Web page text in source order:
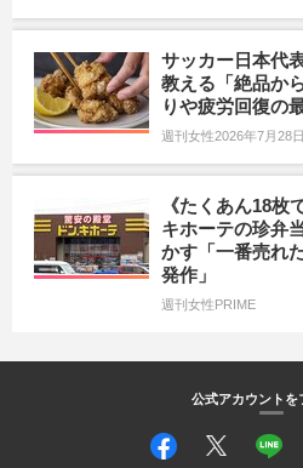
サッカー日本代
教える「絶品か
りや疲労回復の
週刊女性2026年7月28
《たくあん18枚
キホーテの珍弁
かす「一番売れ
発作」
週刊女性PRIME
公式アカウントを